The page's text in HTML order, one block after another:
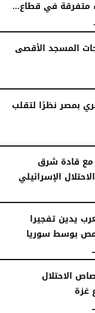
متفرقة في قطاع...
المسجد الأقصى
بمصر نظرًا لتقلب
مع قادة شرق
الإسرائيلي
يدين تفجيرا
بوسط سوريا
الاحتلال
غزة